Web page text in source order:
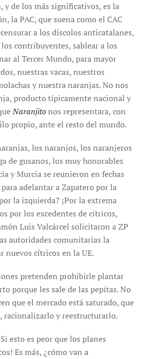
y de los más significativos, es la
la PAC, que suena como el CAC
a los díscolos anticatalanes,
contribuyentes, sablear a los
al Tercer Mundo, para mayor
nuestras vacas, nuestros
y nuestra naranjas. No nos
producto típicamente nacional y
Naranjitonos representara, con
propio, ante el resto del mundo.
los naranjos, los naranjeros
de gusanos, los muy honorables
y Murcia se reunieron en fechas
adelantar a Zapatero por la
la izquierda? ¡Por la extrema
por los excedentes de cítricos,
Luis Valcárcel solicitaron a ZP
autoridades comunitarias la
nuevos cítricos en la UE.
pretenden prohibirle plantar
porque les sale de las pepitas. No
que el mercado está saturado, que
racionalizarlo y reestructurarlo.
esto es peor que los planes
Es más, ¿cómo van a